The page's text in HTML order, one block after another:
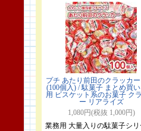
プチ あたり前田のクラッカ
(100個入) / 駄菓子 まとめ買
用 ビスケット系のお菓子 ク
ー リアライズ
1,080円(税抜 1,000円)
業務用 大量入りの駄菓子シ